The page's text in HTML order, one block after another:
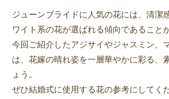
ジューンブライドに人気の花には、清潔
ワイト系の花が選ばれる傾向であること
今回ご紹介したアジサイやジャスミン、
は、花嫁の晴れ姿を一層華やかに彩る、
ょう。
ぜひ結婚式に使用する花の参考にしてく